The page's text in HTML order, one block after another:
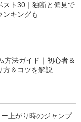
スト30｜独断と偏見で
ンキングも
方法ガイド｜初心者＆
方＆コツを解説
上がり時のジャンプ